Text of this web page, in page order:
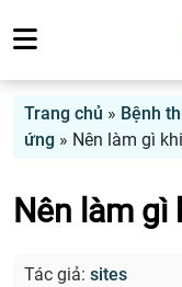
Trang chủ » Bệnh
ứng » Nên làm gì
Nên làm
Tác giả: sites